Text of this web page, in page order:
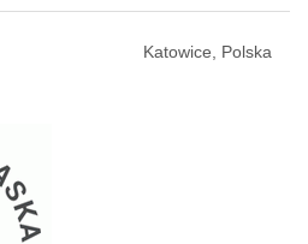
Katowice, Polska